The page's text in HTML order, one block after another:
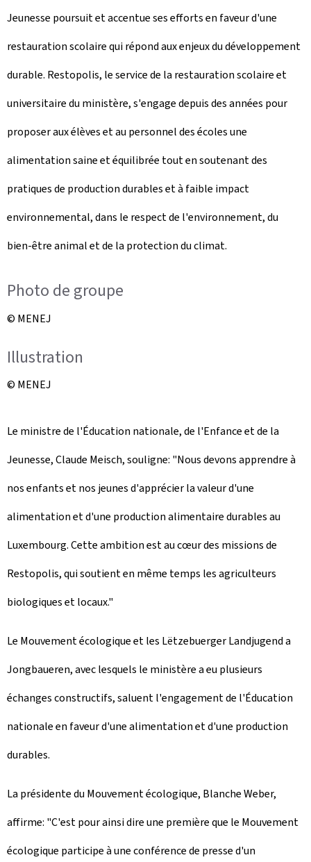
e
l
e
Jeunesse poursuit et accentue ses efforts en faveur d'une
restauration scolaire qui répond aux enjeux du développement
durable. Restopolis, le service de la restauration scolaire et
universitaire du ministère, s'engage depuis des années pour
proposer aux élèves et au personnel des écoles une
alimentation saine et équilibrée tout en soutenant des
pratiques de production durables et à faible impact
environnemental, dans le respect de l'environnement, du
bien-être animal et de la protection du climat.
Photo de groupe
© MENEJ
Illustration
© MENEJ
Le ministre de l'Éducation nationale, de l'Enfance et de la
Jeunesse, Claude Meisch, souligne: "Nous devons apprendre à
nos enfants et nos jeunes d'apprécier la valeur d'une
alimentation et d'une production alimentaire durables au
Luxembourg. Cette ambition est au cœur des missions de
Restopolis, qui soutient en même temps les agriculteurs
biologiques et locaux."
Le Mouvement écologique et les Lëtzebuerger Landjugend a
Jongbaueren, avec lesquels le ministère a eu plusieurs
échanges constructifs, saluent l'engagement de l'Éducation
nationale en faveur d'une alimentation et d'une production
durables.
La présidente du Mouvement écologique, Blanche Weber,
affirme: "C'est pour ainsi dire une première que le Mouvement
écologique participe à une conférence de presse d'un